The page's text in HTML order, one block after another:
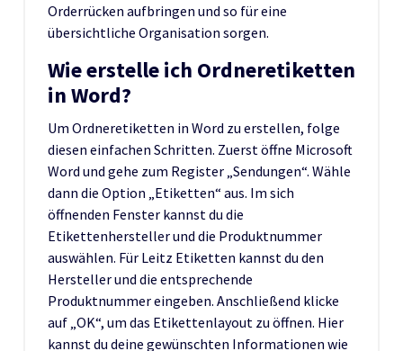
Orderrücken aufbringen und so für eine
übersichtliche Organisation sorgen.
Wie erstelle ich Ordneretiketten
in Word?
Um Ordneretiketten in Word zu erstellen, folge
diesen einfachen Schritten. Zuerst öffne Microsoft
Word und gehe zum Register „Sendungen“. Wähle
dann die Option „Etiketten“ aus. Im sich
öffnenden Fenster kannst du die
Etikettenhersteller und die Produktnummer
auswählen. Für Leitz Etiketten kannst du den
Hersteller und die entsprechende
Produktnummer eingeben. Anschließend klicke
auf „OK“, um das Etikettenlayout zu öffnen. Hier
kannst du deine gewünschten Informationen wie